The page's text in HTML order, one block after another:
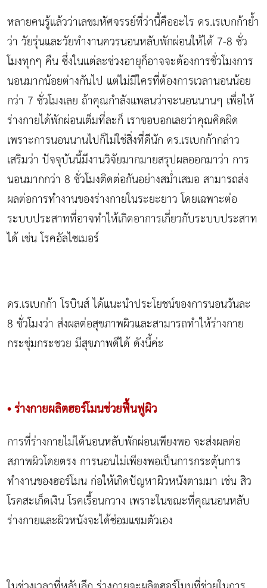
หลายคนรู้แล้วว่าเลขมหัศจรรย์ที่ว่านี้คืออะไร ดร.เรเบกก้าย้ำ
ว่า วัยรุ่นและวัยทำงานควรนอนหลับพักผ่อนให้ได้ 7-8 ชั่ว
โมงทุกๆ คืน ซึ่งในแต่ละช่วงอายุก็อาจจะต้องการชั่วโมงการ
นอนมากน้อยต่างกันไป แต่ไม่มีใครที่ต้องการเวลานอนน้อย
กว่า 7 ชั่วโมงเลย ถ้าคุณกำลังแพลนว่าจะนอนนานๆ เพื่อให้
ร่างกายได้พักผ่อนเต็มที่ละก็ เราขอบอกเลยว่าคุณคิดผิด
เพราะการนอนนานไปก็ไม่ใช่สิ่งที่ดีนัก ดร.เรเบกก้ากล่าว
เสริมว่า ปัจจุบันนี้มีงานวิจัยมากมายสรุปผลออกมาว่า การ
นอนมากกว่า 8 ชั่วโมงติดต่อกันอย่างสม่ำเสมอ สามารถส่ง
ผลต่อการทำงานของร่างกายในระยะยาว โดยเฉพาะต่อ
ระบบประสาทที่อาจทำให้เกิดอาการเกี่ยวกับระบบประสาท
ได้ เช่น โรคอัลไซเมอร์
ดร.เรเบกก้า โรบินส์ ได้แนะนำประโยชน์ของการนอนวันละ
8 ชั่วโมงว่า ส่งผลต่อสุขภาพผิวและสามารถทำให้ร่างกาย
กระชุ่มกระชวย มีสุขภาพดีได้ ดังนี้ค่ะ
• ร่างกายผลิตฮอร์โมนช่วยฟื้นฟูผิว
การที่ร่างกายไม่ได้นอนหลับพักผ่อนเพียงพอ จะส่งผลต่อ
สภาพผิวโดยตรง การนอนไม่เพียงพอเป็นการกระตุ้นการ
ทำงานของฮอร์โมน ก่อให้เกิดปัญหาผิวหนังตามมา เช่น สิว
โรคสะเก็ดเงิน โรคเรื้อนกวาง เพราะในขณะที่คุณนอนหลับ
ร่างกายและผิวหนังจะได้ซ่อมแซมตัวเอง